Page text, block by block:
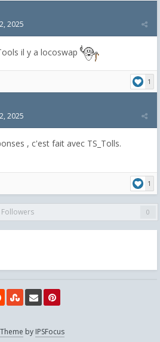
2025
il y a locoswap
1
2025
, c'est fait avec TS_Tolls.
1
Followers 0
Theme by IPSFocus